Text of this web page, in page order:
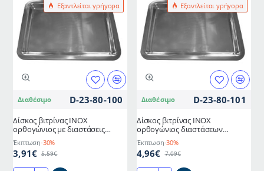
Εξαντλείται γρήγορα
Διαθέσιμο D-23-80-100
Δίσκος βιτρίνας ΙΝΟΧ
ορθογώνιος με διαστάσεις
27x20x2,5hcm
Έκπτωση-30%
3,91€ 5,59€
Εξαντλείται γρήγορα
Διαθέσιμο D-23-80-101
Δίσκος βιτρίνας ΙΝΟΧ
ορθογώνιος διαστάσεων
32x22x2,5hcm
Έκπτωση-30%
4,96€ 7,09€